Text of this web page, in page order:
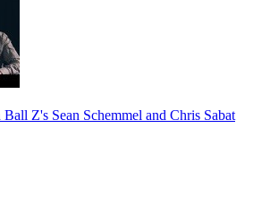
Z's Sean Schemmel and Chris Sabat